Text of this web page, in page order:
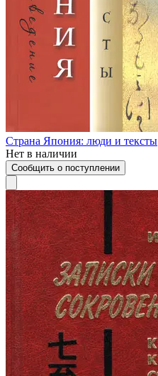
Страна Япония: люди и тексты
Нет в наличии
Сообщить о поступлении